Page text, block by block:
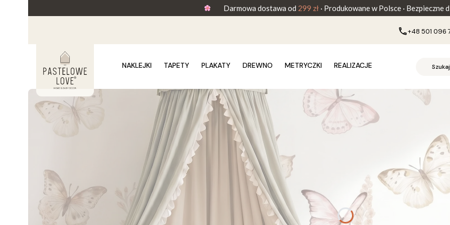
Darmowa dostawa od 299 zł· Produkowane w Polsce · Bezpieczne
+48 501 096
NAKLEJKI TAPETY PLAKATY DREWNO METRYCZKI REALIZACJE